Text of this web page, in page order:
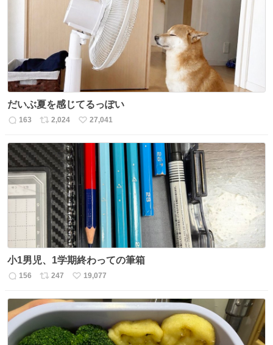
数
だいぶ夏を感じてるっぽい
返
数
163
リ
ス
ト
数
2,024
い
27,041
小1男児、1学期終わっての筆箱
返
数
156
リ
ス
ト
数
247
い
ね
19,077